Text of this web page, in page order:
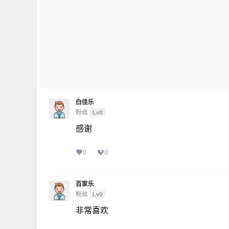
白佳乐
粉丝
Lv0
感谢
0 0
百家乐
粉丝
Lv0
非常喜欢